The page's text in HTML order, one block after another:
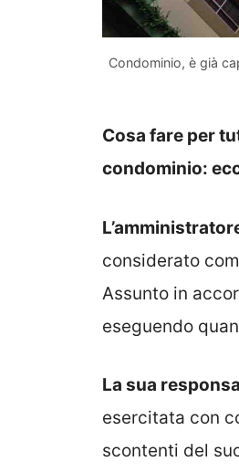
Condominio, è già
Cosa fare per
condominio:
considerato
Assunto in
eseguendo
La sua
esercitata con
scontenti del